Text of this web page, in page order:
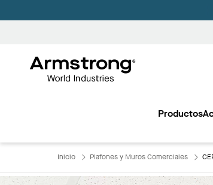
Inicio
Productos
Inicio Plafones y Muros Comerciales